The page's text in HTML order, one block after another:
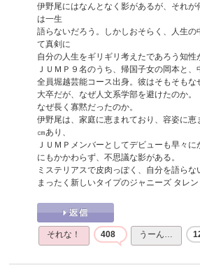
伊野尾にはなんとなく影があるが、それ
は一生
語らないだろう。しかしおそらく、人生の
て真剣に
自分の人生をギリギリ考えたであろう知性
ＪＵＭＰ９名のうち、帰国子女の岡本と
全員堀越芸能コース出身。彼はそもそもな
大卒だが、なぜ人文系学部を避けたのか。
なぜ長く寡黙だったのか。
伊野尾は、家庭に恵まれており、容姿に恵
㎝あり、
ＪＵＭＰメンバーとしてデビューも早々に
にもかかわらず、不思議な影がある。
ミステリアスで皮肉っぽく、自分を語らな
まったく新しいタイプのジャニーズ タレン
それな！ 408 うーん…